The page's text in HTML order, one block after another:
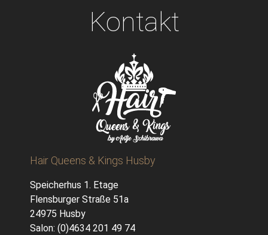
Kontakt
Hair Queens & Kings Husby
Speicherhus 1. Etage
Flensburger Straße 51a
24975 Husby
Salon: (0)4634 201 49 74